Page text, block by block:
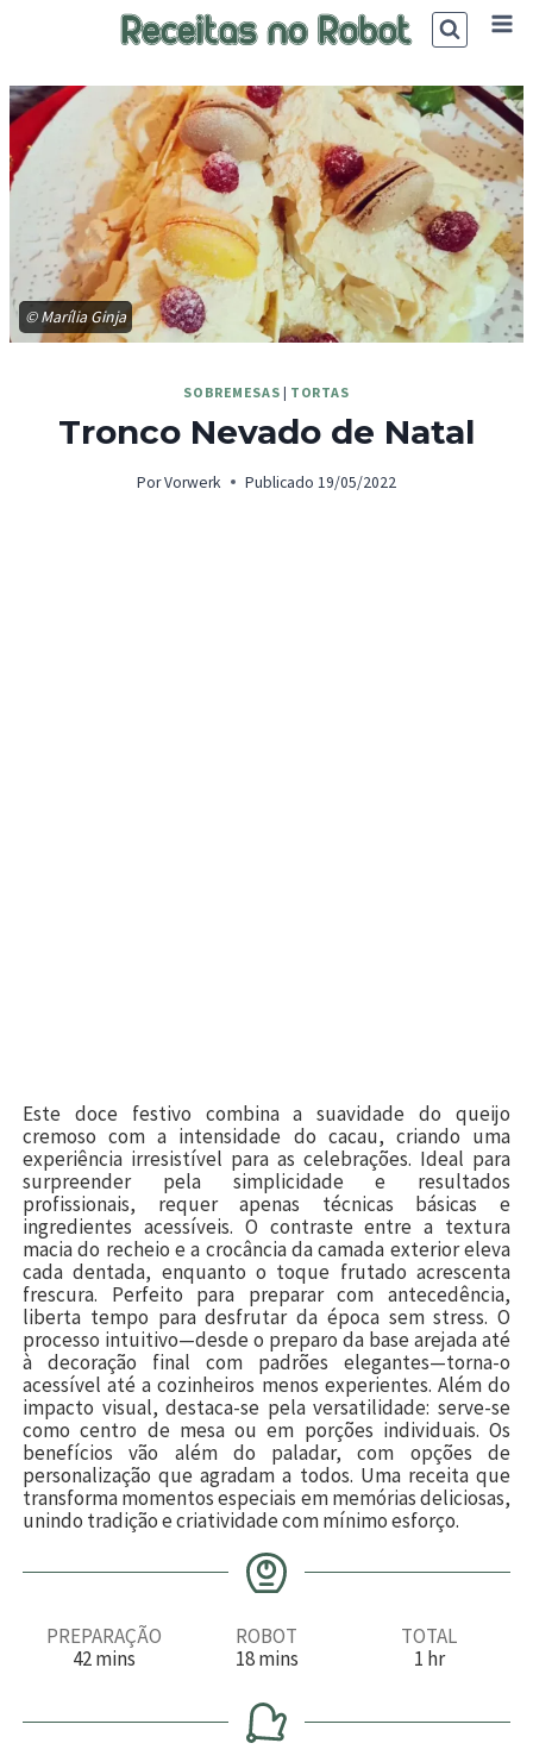
© Marília Ginja
SOBREMESAS | TORTAS
Tronco Nevado de Natal
PorVorwerk Publicado 19/05/2022
Este doce festivo combina a suavidade do queijo
cremoso com a intensidade do cacau, criando uma
experiência irresistível para as celebrações. Ideal para
surpreender pela simplicidade e resultados
profissionais, requer apenas técnicas básicas e
ingredientes acessíveis. O contraste entre a textura
macia do recheio e a crocância da camada exterior eleva
cada dentada, enquanto o toque frutado acrescenta
frescura. Perfeito para preparar com antecedência,
liberta tempo para desfrutar da época sem stress. O
processo intuitivo—desde o preparo da base arejada até
à decoração final com padrões elegantes—torna-o
acessível até a cozinheiros menos experientes. Além do
impacto visual, destaca-se pela versatilidade: serve-se
como centro de mesa ou em porções individuais. Os
benefícios vão além do paladar, com opções de
personalização que agradam a todos. Uma receita que
transforma momentos especiais em memórias deliciosas,
unindo tradição e criatividade com mínimo esforço.
PREPARAÇÃO
42m
u
mins
ROBOT
18m
n
u
t
mins
TOTAL
1h
a
hr